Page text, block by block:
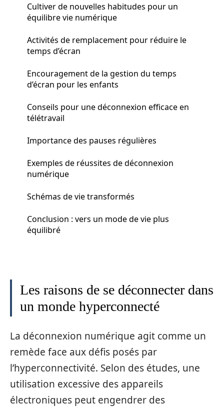
Cultiver de nouvelles habitudes pour un
équilibre vie numérique
Activités de remplacement pour réduire le
temps d’écran
Encouragement de la gestion du temps
d’écran pour les enfants
Conseils pour une déconnexion efficace en
télétravail
Importance des pauses régulières
Exemples de réussites de déconnexion
numérique
Schémas de vie transformés
Conclusion : vers un mode de vie plus
équilibré
Les raisons de se déconnecter dans
un monde hyperconnecté
La déconnexion numérique agit comme un
remède face aux défis posés par
l’hyperconnectivité. Selon des études, une
utilisation excessive des appareils
électroniques peut engendrer des